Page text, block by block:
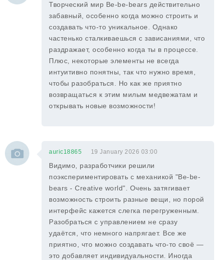
Творческий мир Be-be-bears действительно
забавный, особенно когда можно строить и
создавать что-то уникальное. Однако
частенько сталкиваешься с зависаниями, что
раздражает, особенно когда ты в процессе.
Плюс, некоторые элементы не всегда
интуитивно понятны, так что нужно время,
чтобы разобраться. Но как же приятно
возвращаться к этим милым медвежатам и
открывать новые возможности!
auric18865 19 January 2026 03:00
Видимо, разработчики решили
поэкспериментировать с механикой "Be-be-
bears - Creative world". Очень затягивает
возможность строить разные вещи, но порой
интерфейс кажется слегка перегруженным.
Разобраться с управлением не сразу
удаётся, что немного напрягает. Все же
приятно, что можно создавать что-то своё —
это добавляет индивидуальности. Иногда